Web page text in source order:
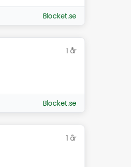
Blocket.se
1 år
Blocket.se
1 år